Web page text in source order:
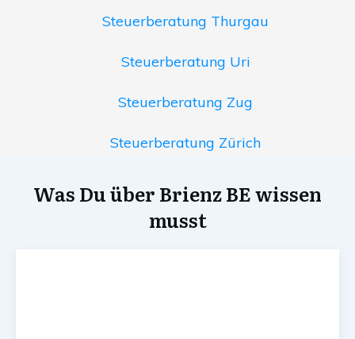
Steuerberatung Thurgau
Steuerberatung Uri
Steuerberatung Zug
Steuerberatung Zürich
Was Du über Brienz BE wissen
musst